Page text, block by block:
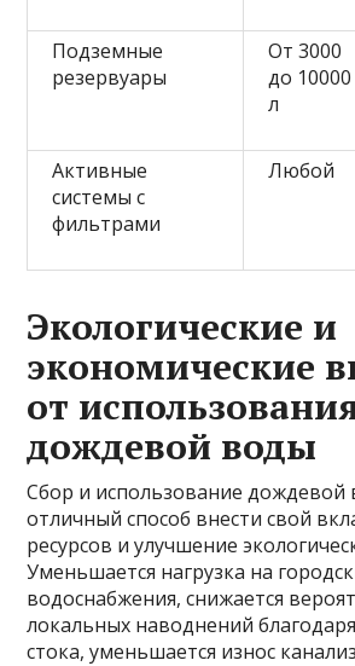
Подземные
резервуары
От 3000
до 10000
л
Активные
системы с
фильтрами
Любой
Экологические и
экономические
от
дождевой воды
Сбор и использование
отличный способ внести свой
ресурсов и улучшение
Уменьшается нагрузка на
водоснабжения, снижается
локальных наводнений
стока, уменьшается износ